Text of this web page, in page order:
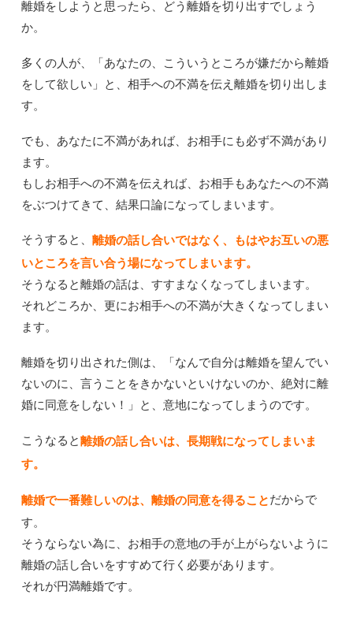
離婚をしようと思ったら、どう離婚を切り出すでしょう
か。
多くの人が、「あなたの、こういうところが嫌だから離婚
をして欲しい」と、相手への不満を伝え離婚を切り出しま
す。
でも、あなたに不満があれば、お相手にも必ず不満があり
ます。
もしお相手への不満を伝えれば、お相手もあなたへの不満
をぶつけてきて、結果口論になってしまいます。
そうすると、 離婚の話し合いではなく、もはやお互いの悪
いところを言い合う場になってしまいます。
そうなると離婚の話は、すすまなくなってしまいます。
それどころか、更にお相手への不満が大きくなってしまい
ます。
離婚を切り出された側は、「なんで自分は離婚を望んでい
ないのに、言うことをきかないといけないのか、絶対に離
婚に同意をしない！」と、意地になってしまうのです。
こうなると離婚の話し合いは、長期戦になってしまいま
す。
離婚で一番難しいのは、離婚の同意を得ることだからで
す。
そうならない為に、お相手の意地の手が上がらないように
離婚の話し合いをすすめて行く必要があります。
それが円満離婚です。